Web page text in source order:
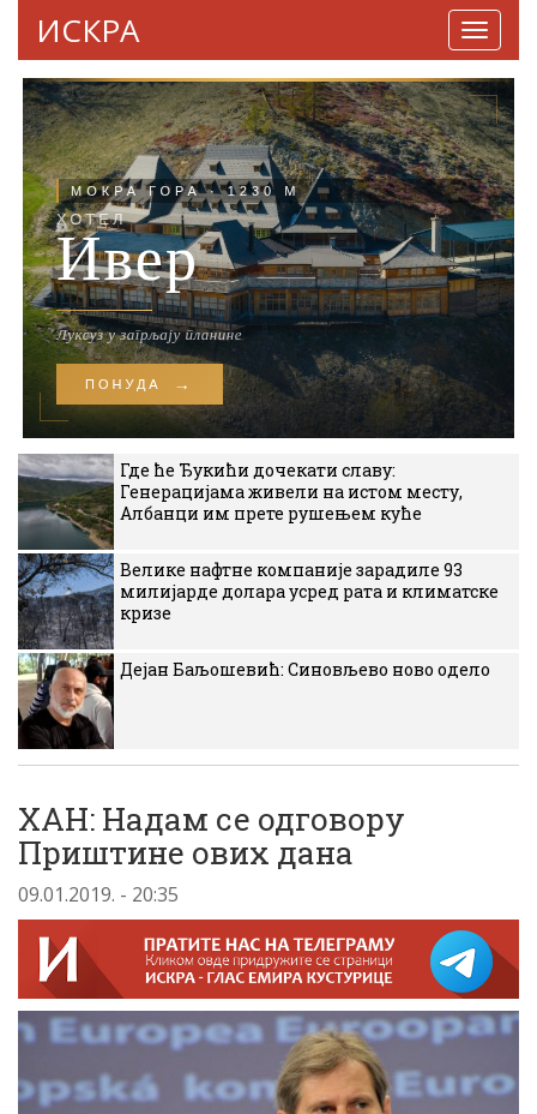
ИСКРА
Где ће Ђукићи дочекати славу:
Генерацијама живели на истом месту,
Албанци им прете рушењем куће
Велике нафтне компаније зарадиле 93
милијарде долара усред рата и климатске
кризе
Дејан Баљошевић: Синовљево ново одело
ХАН: Надам се одговору
Приштине ових дана
09.01.2019. - 20:35